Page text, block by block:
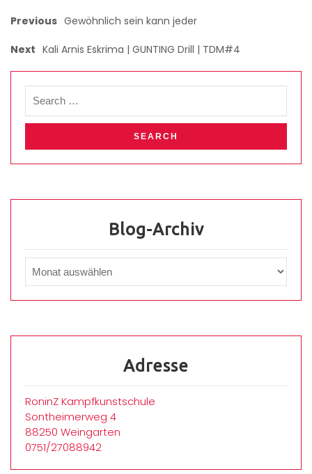
Previous Gewöhnlich sein kann jeder
Next Kali Arnis Eskrima | GUNTING Drill | TDM#4
Blog-Archiv
Adresse
RoninZ Kampfkunstschule
Sontheimerweg 4
88250 Weingarten
0751/27088942